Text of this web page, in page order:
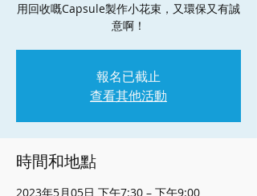
用回收嘅Capsule製作小花束，又環保又有誠
意啊！
報名已截止
查看其他活動
時間和地點
2023年5月05日 下午7:30 – 下午9:00